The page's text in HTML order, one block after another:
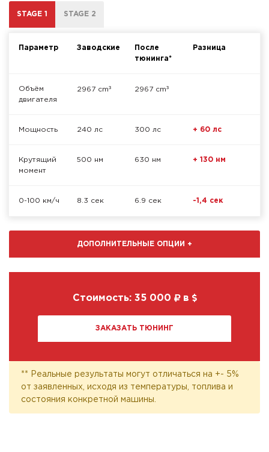
STAGE 1 STAGE 2
Параметр Заводские
После
тюнинга*
Разница
Объём
двигателя
2967 cm³ 2967 cm³
Мощность 240 лс 300 лс + 60 лс
Крутящий
момент
500 нм 630 нм + 130 нм
0-100 км/ч 8.3 сек 6.9 сек -1,4 сек
ДОПОЛНИТЕЛЬНЫЕ ОПЦИИ +
Стоимость: 35 000 в
ЗАКАЗАТЬ ТЮНИНГ
** Реальные результаты могут отличаться на +- 5%
от заявленных, исходя из температуры, топлива и
состояния конкретной машины.